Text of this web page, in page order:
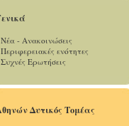
Νέα - Ανακοινώσεις
Περιφερειακές ενότητες
Συχνές Ερωτήσεις
Δυτικός Τομέας